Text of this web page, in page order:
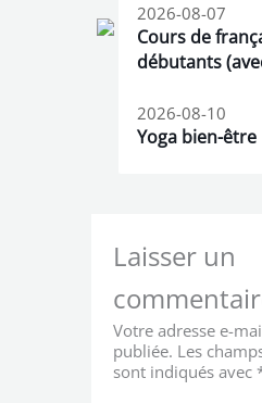
2026-08-07
Cours de
débutants
2026-08-10
Yoga bien-être
Laisser un
Votre adresse e-
publiée. Les
sont indiqués avec